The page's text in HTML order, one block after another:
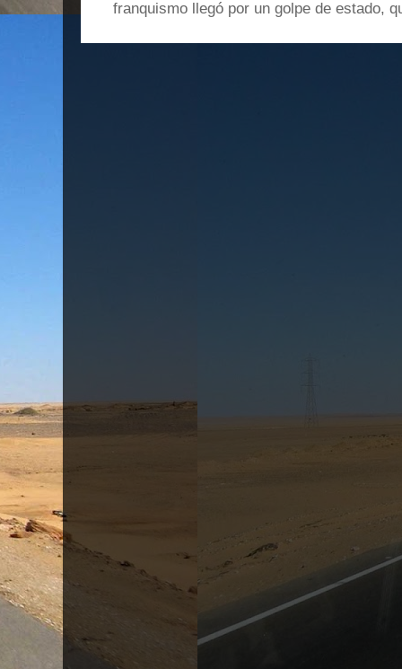
franquismo llegó por un golpe de estado,